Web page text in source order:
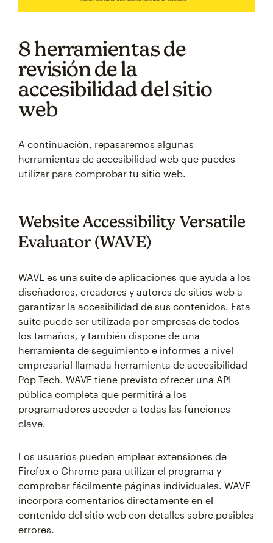
8 herramientas de
revisión de la
accesibilidad del sitio
web
A continuación, repasaremos algunas
herramientas de accesibilidad web que puedes
utilizar para comprobar tu sitio web.
Website Accessibility Versatile
Evaluator (WAVE)
WAVE es una suite de aplicaciones que ayuda a los
diseñadores, creadores y autores de sitios web a
garantizar la accesibilidad de sus contenidos. Esta
suite puede ser utilizada por empresas de todos
los tamaños, y también dispone de una
herramienta de seguimiento e informes a nivel
empresarial llamada herramienta de accesibilidad
Pop Tech. WAVE tiene previsto ofrecer una API
pública completa que permitirá a los
programadores acceder a todas las funciones
clave.
Los usuarios pueden emplear extensiones de
Firefox o Chrome para utilizar el programa y
comprobar fácilmente páginas individuales. WAVE
incorpora comentarios directamente en el
contenido del sitio web con detalles sobre posibles
errores.